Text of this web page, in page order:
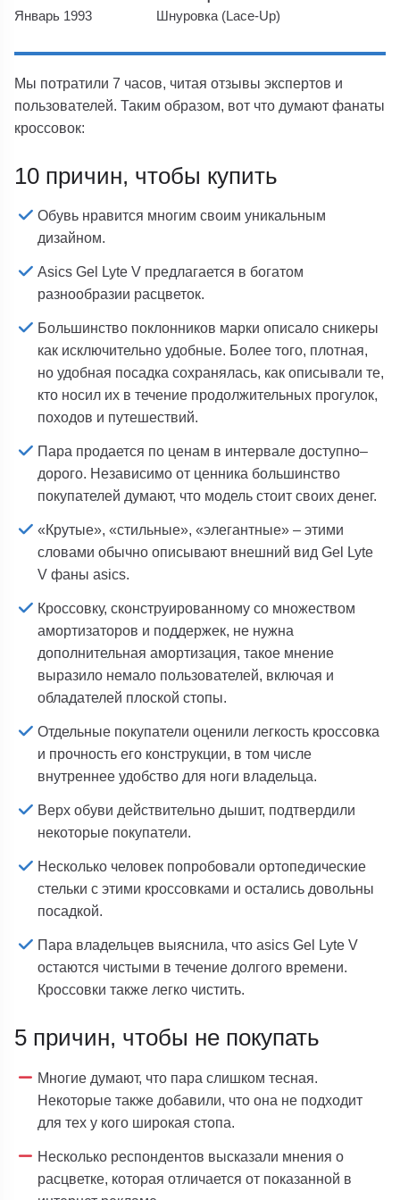
Январь 1993 Шнуровка (Lace-Up)
Мы потратили 7 часов, читая отзывы экспертов и
пользователей. Таким образом, вот что думают фанаты
кроссовок:
10 причин, чтобы купить
Обувь нравится многим своим уникальным
дизайном.
Asics Gel Lyte V предлагается в богатом
разнообразии расцветок.
Большинство поклонников марки описало сникеры
как исключительно удобные. Более того, плотная,
но удобная посадка сохранялась, как описывали те,
кто носил их в течение продолжительных прогулок,
походов и путешествий.
Пара продается по ценам в интервале доступно–
дорого. Независимо от ценника большинство
покупателей думают, что модель стоит своих денег.
«Крутые», «стильные», «элегантные» – этими
словами обычно описывают внешний вид Gel Lyte
V фаны asics.
Кроссовку, сконструированному со множеством
амортизаторов и поддержек, не нужна
дополнительная амортизация, такое мнение
выразило немало пользователей, включая и
обладателей плоской стопы.
Отдельные покупатели оценили легкость кроссовка
и прочность его конструкции, в том числе
внутреннее удобство для ноги владельца.
Верх обуви действительно дышит, подтвердили
некоторые покупатели.
Несколько человек попробовали ортопедические
стельки с этими кроссовками и остались довольны
посадкой.
Пара владельцев выяснила, что asics Gel Lyte V
остаются чистыми в течение долгого времени.
Кроссовки также легко чистить.
5 причин, чтобы не покупать
Многие думают, что пара слишком тесная.
Некоторые также добавили, что она не подходит
для тех у кого широкая стопа.
Несколько респондентов высказали мнения о
расцветке, которая отличается от показанной в